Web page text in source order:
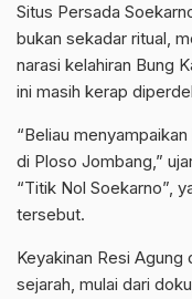
Situs Persada
bukan sekadar ritual,
narasi kelahiran Bung
ini masih kerap
“Beliau
di Ploso Jombang,”
“Titik Nol Soekarno”,
tersebut.
Keyakinan Resi
sejarah, mulai dari